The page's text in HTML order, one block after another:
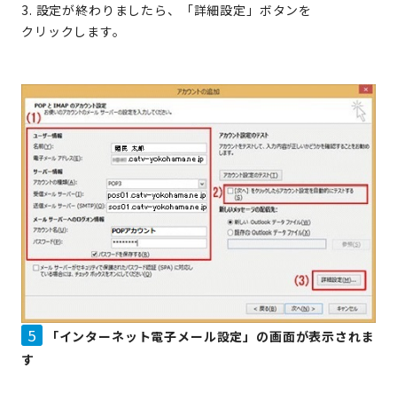
3. 設定が終わりましたら、「詳細設定」ボタンを
クリックします。
5
「インターネット電子メール設定」の画面が表示されま
す